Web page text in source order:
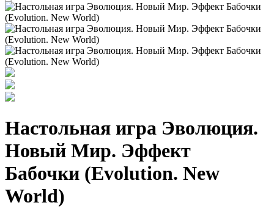
Настольная игра Эволюция.
Новый Мир. Эффект
Бабочки (Evolution. New
World)